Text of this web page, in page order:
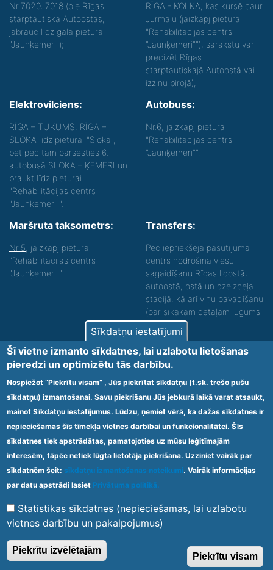
Nr.7020, 7018 (pie Rīgas
starptautiskā Autoostas,
jābrauc līdz gala pietura
"Jaunķemeri");
RĪGA - KOLKA, kas kursē caur
Jūrmalu (jāizkāpj pieturā
"Rehabilitācijas centrs
"Jaunķemeri""), sarakstu var
precizēt Rīgas
starptautiskajā Autoostā vai
izziņu birojā);
Elektrovilciens:
RĪGA – TUKUMS, RĪGA –
SLOKA līdz pieturai "Sloka",
bet pēc tam pārsēsties 6.
autobusā SLOKA – ĶEMERI un
braukt līdz pieturai
"Rehabilitācijas centrs
"Jaunķemeri"".
Autobuss:
Nr.6 , jāizkāpj pieturā
"Rehabilitācijas centrs
"Jaunķemeri"".
Maršruta taksometrs:
Nr.5 , jāizkāpj pieturā
"Rehabilitācijas centrs
"Jaunķemeri""
Transfers:
Pēc iepriekšēja pasūtījuma
centrs nodrošina viesu
sagaidīšanu Rīgas lidostā,
autoostā, ostā un dzelzceļa
stacijā, kā arī viņu pavadīšanu
(par sīkākām detaļām lūgums
zvanīt).
Nodrošinām vides piekļūstamību personām ar
funkcionāliem traucējumiem! SIA „Sanare-KRC
Jaunķemeri”, Kolkas ielā 20, Jūrmalā ir nodrošināta vides
piekļūstamība personām ar funkcionāliem traucējumiem,
tādejādi nodrošinot atbilstību Ministru kabineta
2009.gada 20.janvāra noteikumos Nr.60 „Noteikumi par
obligātajām prasībām ārstniecības iestādēm un to
struktūrvienībām” minētajām prasībām.
Ārstniecības iestādes kods 1300 – 64003
Footer
menu
Vietnes karte Noteikumi un privātuma politika
© 2020 Kūrorta Rehabilitācijas Centrs - Jaunķemeri. Visas tiesības
aizsargātas.
Sīkdatņu iestatījumi
Šī vietne izmanto sīkdatnes, lai uzlabotu lietošanas
pieredzi un optimizētu tās darbību.
Nospiežot “Piekrītu visam” , Jūs piekrītat sīkdatņu (t.sk. trešo pušu
sīkdatņu) izmantošanai. Savu piekrišanu Jūs jebkurā laikā varat atsaukt,
mainot Sīkdatņu iestatījumus. Lūdzu, ņemiet vērā, ka dažas sīkdatnes ir
nepieciešamas šīs tīmekļa vietnes darbībai un funkcionalitātei. Šīs
sīkdatnes tiek apstrādātas, pamatojoties uz mūsu leģitīmajām
interesēm, tāpēc netiek lūgta lietotāja piekrišana. Uzziniet vairāk par
sīkdatnēm šeit: sīkdatņu izmantošanas noteikumi. Vairāk informācijas
par datu apstrādi lasiet Privātuma politikā.
Statistikas sīkdatnes (nepieciešamas, lai uzlabotu
vietnes darbību un pakalpojumus)
Piekrītu izvēlētajām
Piekrītu visam